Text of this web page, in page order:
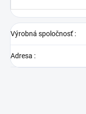
Výrobná spoločnosť:
Adresa :